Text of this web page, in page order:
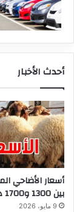
أحدث الأخبار
أسعار الأضاحي
بين 1300 و1700 دينار
9 مايو، 2026